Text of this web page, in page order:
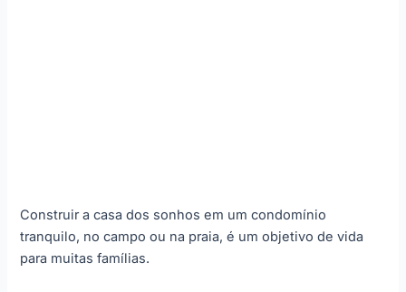
Construir a casa dos sonhos em um condomínio
tranquilo, no campo ou na praia, é um objetivo de vida
para muitas famílias.